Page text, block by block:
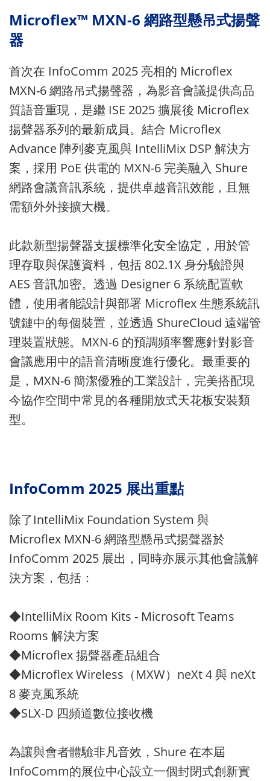
Microflex™ MXN-6 網路型懸吊式揚聲
器
首次在 InfoComm 2025 亮相的 Microflex
MXN-6 網路吊式揚聲器，為影音會議提供高品
質語音重現，是繼 ISE 2025 擴展後 Microflex
揚聲器系列的最新成員。結合 Microflex
Advance 陣列麥克風與 IntelliMix DSP 解決方
案，採用 PoE 供電的 MXN-6 完美融入 Shure
網路會議音訊系統，提供卓越音訊效能，且無
需額外外接擴大機。
此款新型揚聲器支援標準化安全協定，用於管
理存取與保護資料，包括 802.1X 身分驗證與
AES 音訊加密。透過 Designer 6 系統配置軟
體，使用者能設計與部署 Microflex 生態系統訊
號鏈中的每個裝置，並透過 ShureCloud 遠端管
理裝置狀態。MXN-6 的預調頻率響應針對影音
會議應用中的語音清晰度進行優化。最重要的
是，MXN-6 簡潔優雅的工業設計，完美搭配現
今協作空間中常見的各種開放式天花板安裝類
型。
InfoComm 2025 展出重點
除了IntelliMix Foundation System 與
Microflex MXN-6 網路型懸吊式揚聲器於
InfoComm 2025 展出，同時亦展示其他會議解
決方案，包括：
◆IntelliMix Room Kits - Microsoft Teams
Rooms 解決方案
◆Microflex 揚聲器產品組合
◆Microflex Wireless（MXW）neXt 4 與 neXt
8 麥克風系統
◆SLX-D 四頻道數位接收機
為讓與會者體驗非凡音效，Shure 在本屆
InfoComm的展位中心設立一個封閉式創新實